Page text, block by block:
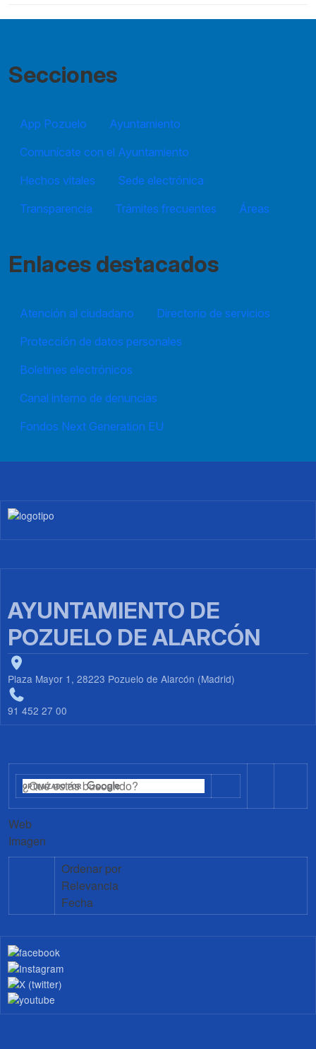
Secciones
App Pozuelo
Ayuntamiento
Comunícate con el Ayuntamiento
Hechos vitales
Sede electrónica
Transparencia
Trámites frecuentes Áreas
Enlaces destacados
Atención al ciudadano
Directorio de servicios
Protección de datos personales
Boletines electrónicos
Canal interno de denuncias
Fondos Next Generation EU
Imagen
AYUNTAMIENTO DE
POZUELO DE ALARCÓN
Plaza Mayor 1, 28223 Pozuelo de Alarcón (Madrid)
91 452 27 00
Web
Imagen
Ordenar por
Relevancia
Fecha